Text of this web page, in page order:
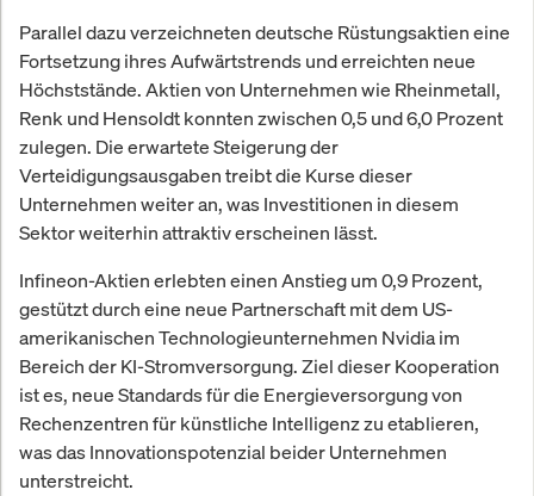
Parallel dazu verzeichneten deutsche Rüstungsaktien eine
Fortsetzung ihres Aufwärtstrends und erreichten neue
Höchststände. Aktien von Unternehmen wie Rheinmetall,
Renk und Hensoldt konnten zwischen 0,5 und 6,0 Prozent
zulegen. Die erwartete Steigerung der
Verteidigungsausgaben treibt die Kurse dieser
Unternehmen weiter an, was Investitionen in diesem
Sektor weiterhin attraktiv erscheinen lässt.
Infineon-Aktien erlebten einen Anstieg um 0,9 Prozent,
gestützt durch eine neue Partnerschaft mit dem US-
amerikanischen Technologieunternehmen Nvidia im
Bereich der KI-Stromversorgung. Ziel dieser Kooperation
ist es, neue Standards für die Energieversorgung von
Rechenzentren für künstliche Intelligenz zu etablieren,
was das Innovationspotenzial beider Unternehmen
unterstreicht.